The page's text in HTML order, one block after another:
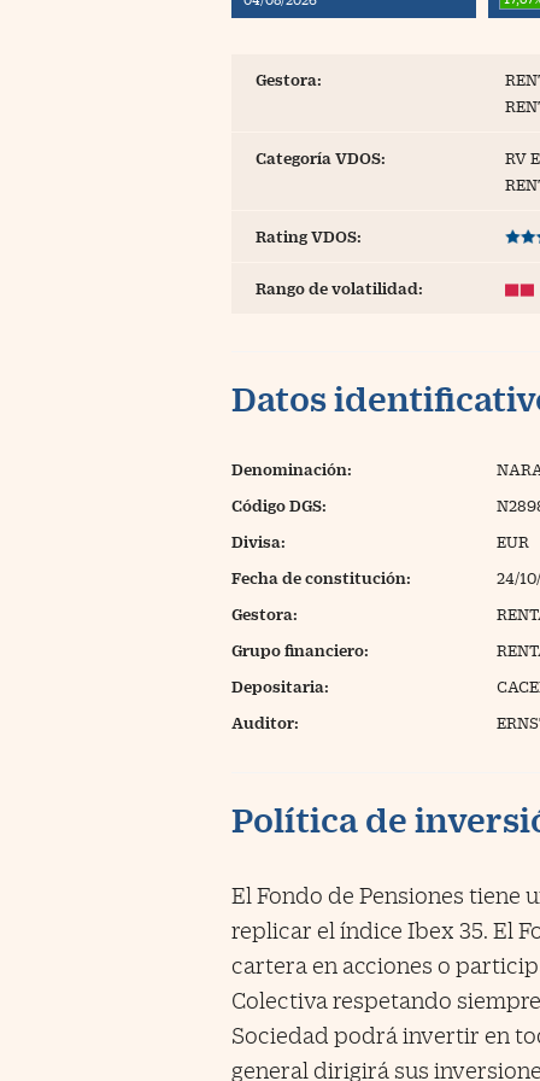
Blogs
Gestora:
Categoría VDOS:
RV
Rating VDOS:
Rango de volatilidad:
Datos
Denominación:
Código DGS:
Divisa: EUR
Fecha de constitución: 24/
Gestora:
Grupo financiero:
Depositaria:
Auditor:
Política de
El Fondo de Pensiones tiene
replicar el índice Ibex 35. El
cartera en acciones o
Colectiva respetando
Sociedad podrá invertir en
general dirigirá sus